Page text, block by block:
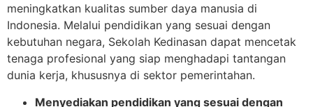
meningkatkan kualitas sumber daya manusia di
Indonesia. Melalui pendidikan yang sesuai dengan
kebutuhan negara, Sekolah Kedinasan dapat mencetak
tenaga profesional yang siap menghadapi tantangan
dunia kerja, khususnya di sektor pemerintahan.
Menyediakan pendidikan yang sesuai dengan